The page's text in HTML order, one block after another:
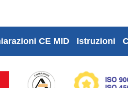
CE MID Istruzioni